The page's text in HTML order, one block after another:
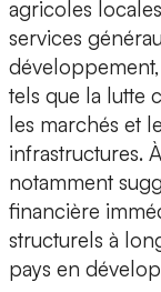
agricoles
services
tels que la lutte
les marchés et
infrastructures.
notamment
financière
structurels à
pays en